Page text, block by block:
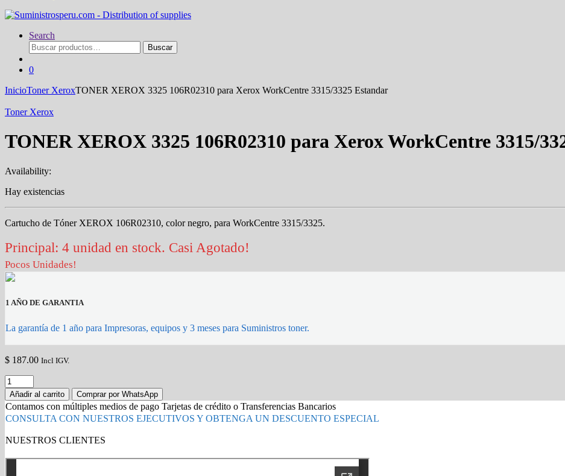
Search
Buscar
por:
Buscar
0
InicioToner XeroxTONER XEROX 3325 106R02310 para Xerox WorkCentre 3315/3325 Estandar
Toner Xerox
TONER XEROX 3325 106R02310 para Xerox WorkCentre 3315/
Availability:
Hay existencias
Cartucho de Tóner XEROX 106R02310, color negro, para WorkCentre 3315/3325.
Principal: 4 unidad en stock. Casi Agotado!
Pocos Unidades!
1 AÑO DE GARANTIA
La garantía de 1 año para Impresoras, equipos y 3 meses para Suministros toner.
$ 187.00 Incl IGV.
TONER
XEROX
3325
106R02310
para
WorkCentre
3315/3325
Añadir al carrito Comprar por WhatsApp
Contamos con múltiples medios de pago Tarjetas de crédito o Transferencias Bancarios
CONSULTA CON NUESTROS EJECUTIVOS Y OBTENGA UN DESCUENTO ESPECIAL
NUESTROS CLIENTES